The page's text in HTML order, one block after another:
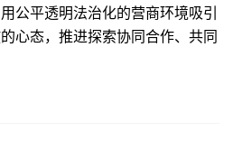
公平透明法治化的营商环境吸引
心态，推进探索协同合作、共同